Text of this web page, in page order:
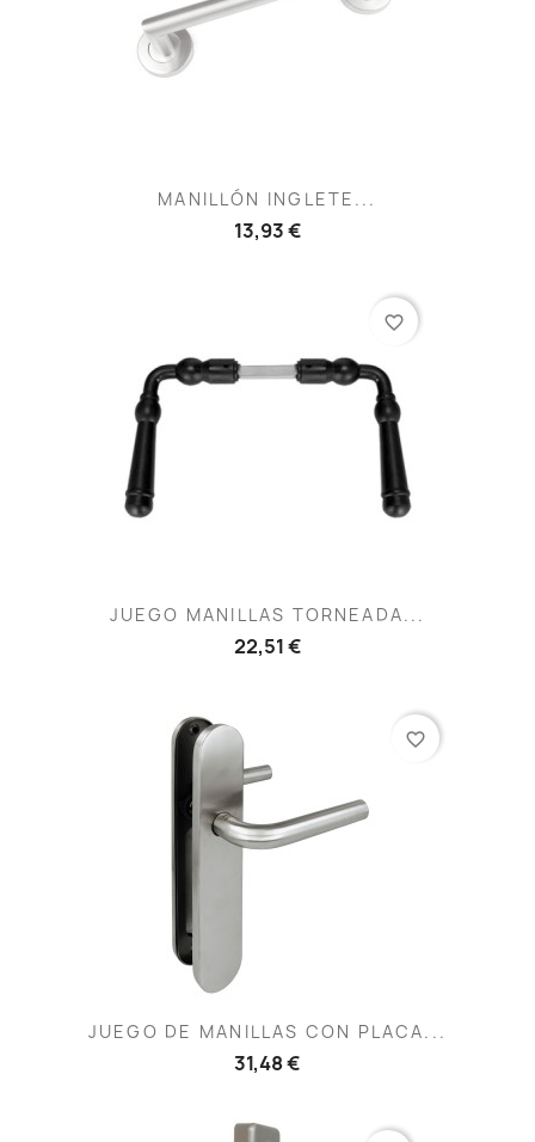
MANILLÓN INGLETE...
13,93 €
JUEGO MANILLAS TORNEADA...
22,51 €
favorite_border
JUEGO DE MANILLAS CON PLACA...
31,48 €
favorite_border